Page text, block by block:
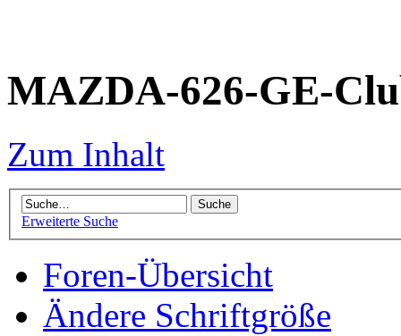
MAZDA-626-GE-
Zum Inhalt
Erweiterte Suche
Foren-Übersicht
Ändere Schriftgröße